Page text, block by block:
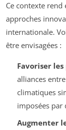
Ce contexte
approches
internationale.
être envisagées :
Favoriser
alliances
climatiques
imposées par
Augmenter